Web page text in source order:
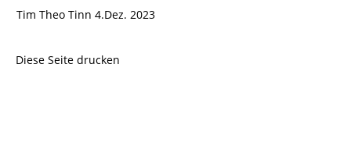
Tim Theo Tinn 4.Dez. 2023
Diese Seite drucken